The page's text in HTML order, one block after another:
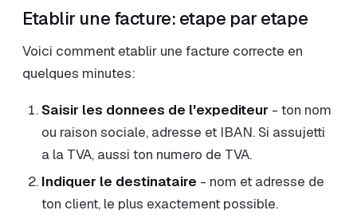
Etablir une facture: etape par etape
Voici comment etablir une facture correcte en
quelques minutes:
Saisir les donnees de l'expediteur - ton nom
ou raison sociale, adresse et IBAN. Si assujetti
a la TVA, aussi ton numero de TVA.
Indiquer le destinataire - nom et adresse de
ton client, le plus exactement possible.